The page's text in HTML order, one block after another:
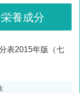
養成分
表2015年版（七